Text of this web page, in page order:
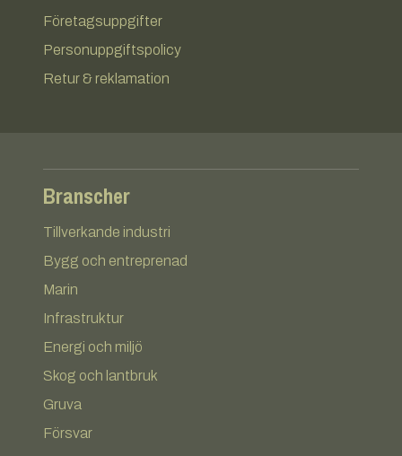
Företagsuppgifter
Personuppgiftspolicy
Retur & reklamation
Branscher
Tillverkande industri
Bygg och entreprenad
Marin
Infrastruktur
Energi och miljö
Skog och lantbruk
Gruva
Försvar